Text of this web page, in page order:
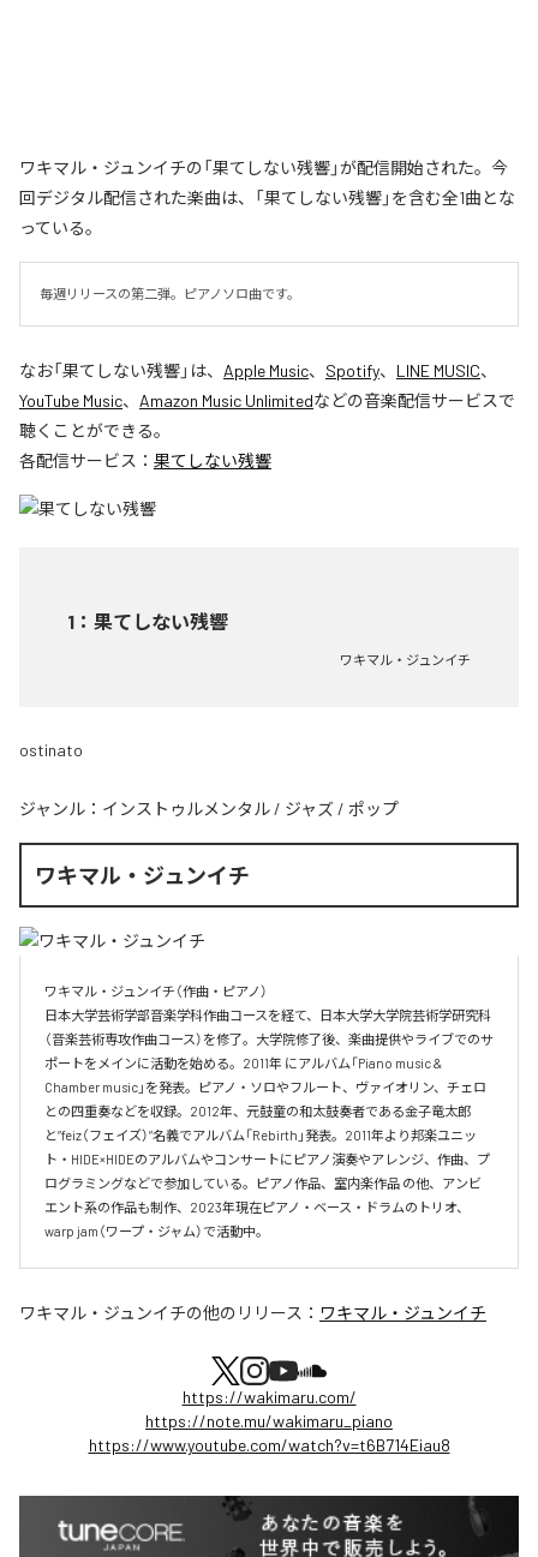
ワキマル・ジュンイチの「果てしない残響」が配信開始された。今
回デジタル配信された楽曲は、「果てしない残響」を含む全1曲とな
っている。
毎週リリースの第二弾。ピアノソロ曲です。
なお「果てしない残響」は、 Apple Music、 Spotify、 LINE MUSIC、
YouTube Music、 Amazon Music Unlimitedなどの音楽配信サービスで
聴くことができる。
各配信サービス： 果てしない残響
1 ： 果てしない残響
ワキマル・ジュンイチ
ostinato
ジャンル： インストゥルメンタル / ジャズ / ポップ
ワキマル・ジュンイチ
ワキマル・ジュンイチ（作曲・ピアノ）
日本大学芸術学部音楽学科作曲コースを経て、日本大学大学院芸術学研究科
（音楽芸術専攻作曲コース）を修了。大学院修了後、楽曲提供やライブでのサ
ポートをメインに活動を始める。2011年 にアルバム「Piano music &
Chamber music」を発表。ピアノ・ソロやフルート、ヴァイオリン、チェロ
との四重奏などを収録。2012年、元鼓童の和太鼓奏者である金子竜太郎
と”feiz（フェイズ）”名義でアルバム「Rebirth」発表。2011年より邦楽ユニッ
ト・HIDE×HIDEのアルバムやコンサートにピアノ演奏やアレンジ、作曲、プ
ログラミングなどで参加している。ピアノ作品、室内楽作品 の他、アンビ
エント系の作品も制作、2023年現在ピアノ・ベース・ドラムのトリオ、
warp jam（ワープ・ジャム）で活動中。
ワキマル・ジュンイチの他のリリース： ワキマル・ジュンイチ
https://wakimaru.com/
https://note.mu/wakimaru_piano
https://www.youtube.com/watch?v=t6B714Eiau8